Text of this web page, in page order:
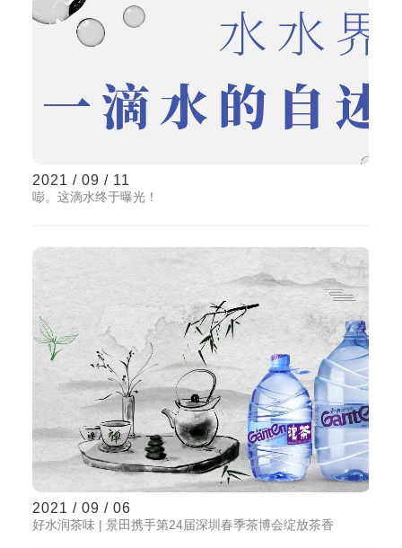
2021 / 09 / 11
嘭。这滴水终于曝光！
2021 / 09 / 06
好水润茶味 | 景田携手第24届深圳春季茶博会绽放茶香